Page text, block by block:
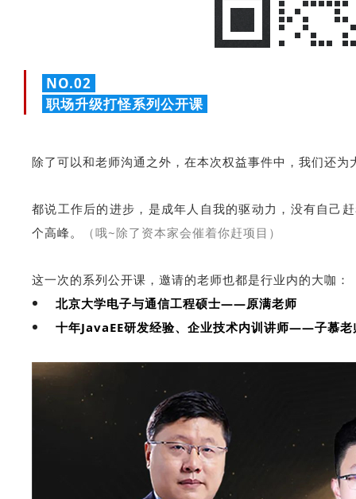
NO.02
职场升级打怪系列公开课
除了可以和老师沟通之外，在本次权益事件中，我们还为
都说工作后的进步，是成年人自我的驱动力，没有自己
个高峰。
（哦~除了资本家会催着你赶项目）
这一次的系列公开课，邀请的老师也都是行业内的大咖：
北京大学电子与通信工程硕士——原满老师
十年JavaEE研发经验、企业技术内训讲师——子慕老